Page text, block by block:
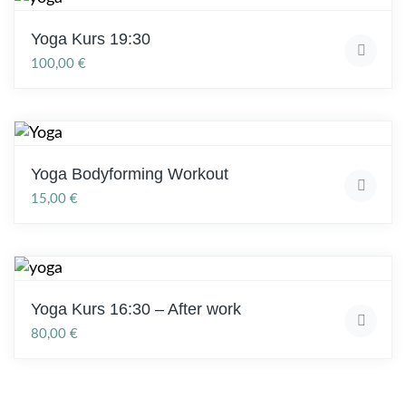
Yoga Kurs 19:30
100,00 €
Yoga Bodyforming Workout
15,00 €
Yoga Kurs 16:30 – After work
80,00 €